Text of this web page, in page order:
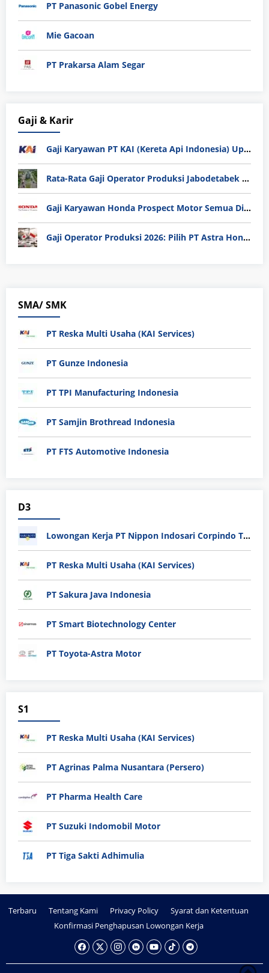
PT Panasonic Gobel Energy
Mie Gacoan
PT Prakarsa Alam Segar
Gaji & Karir
Gaji Karyawan PT KAI (Kereta Api Indonesia) Update 2025
Rata-Rata Gaji Operator Produksi Jabodetabek 2025: Bedah Tuntas UMK, Lemburan, dan Realita Hidup Buruh
Gaji Karyawan Honda Prospect Motor Semua Divisi
Gaji Operator Produksi 2026: Pilih PT Astra Honda Motor (AHM) atau Manufaktur di Jepang?
SMA/ SMK
PT Reska Multi Usaha (KAI Services)
PT Gunze Indonesia
PT TPI Manufacturing Indonesia
PT Samjin Brothread Indonesia
PT FTS Automotive Indonesia
D3
Lowongan Kerja PT Nippon Indosari Corpindo Tbk. Bulan Agustus 2026
PT Reska Multi Usaha (KAI Services)
PT Sakura Java Indonesia
PT Smart Biotechnology Center
PT Toyota-Astra Motor
S1
PT Reska Multi Usaha (KAI Services)
PT Agrinas Palma Nusantara (Persero)
PT Pharma Health Care
PT Suzuki Indomobil Motor
PT Tiga Sakti Adhimulia
Terbaru Tentang Kami Privacy Policy
Syarat dan Ketentuan
Konfirmasi Penghapusan Lowongan Kerja